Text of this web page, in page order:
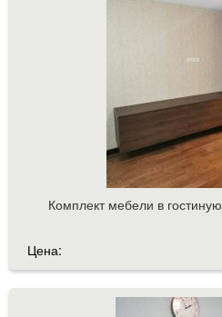
Комплект мебели в
Цена: